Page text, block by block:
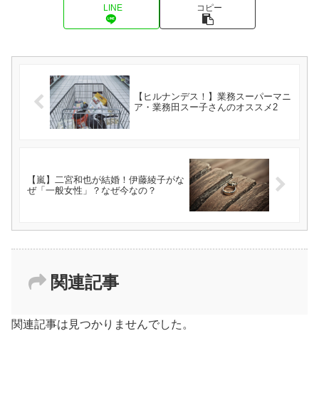
LINE コピー
【ヒルナンデス！】業務スーパーマニ
ア・業務田スー子さんのオススメ2
【嵐】二宮和也が結婚！伊藤綾子がな
ぜ「一般女性」？なぜ今なの？
関連記事
関連記事は見つかりませんでした。